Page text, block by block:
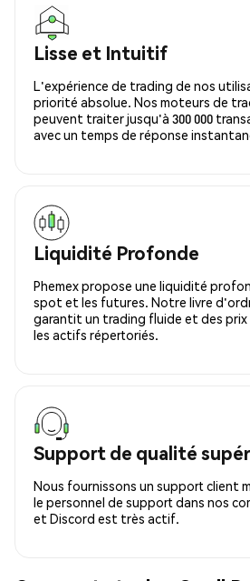
Lisse et Intuitif
L'expérience de trading de nos
priorité absolue. Nos moteurs de
peuvent traiter jusqu'à 300 000
avec un temps de réponse
Liquidité Profonde
Phemex propose une liquidité
spot et les futures. Notre livre
garantit un trading fluide et des
les actifs répertoriés.
Support de qualité
Nous fournissons un support client
le personnel de support dans nos
et Discord est très actif.